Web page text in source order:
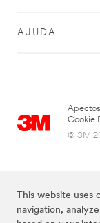
This website uses
navigation,
AJUDA
Cookie
© 3M